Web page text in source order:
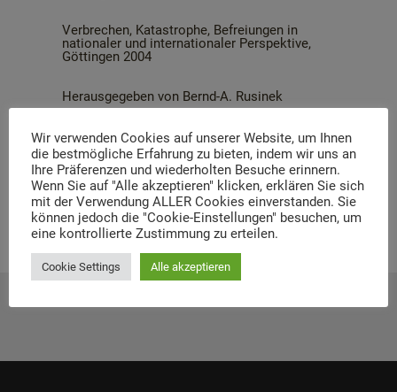
Verbrechen, Katastrophe, Befreiungen in
nationaler und internationaler Perspektive,
Göttingen 2004
Herausgegeben von Bernd-A. Rusinek
Vergriffen.
Wir verwenden Cookies auf unserer Website, um Ihnen
die bestmögliche Erfahrung zu bieten, indem wir uns an
Ihre Präferenzen und wiederholten Besuche erinnern.
Wenn Sie auf "Alle akzeptieren" klicken, erklären Sie sich
mit der Verwendung ALLER Cookies einverstanden. Sie
können jedoch die "Cookie-Einstellungen" besuchen, um
eine kontrollierte Zustimmung zu erteilen.
Cookie Settings Alle akzeptieren